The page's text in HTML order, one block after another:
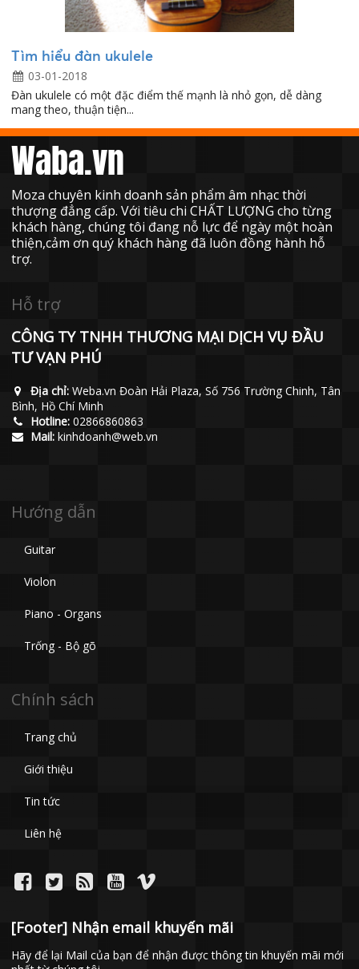
Tìm hiểu đàn ukulele
03-01-2018
Đàn ukulele có một đặc điểm thế mạnh là nhỏ gọn, dễ dàng
mang theo, thuận tiện...
Waba.vn
Moza chuyên kinh doanh sản phẩm âm nhạc thời
thượng đẳng cấp. Với tiêu chi CHẤT LƯỢNG cho từng
khách hàng, chúng tôi đang nỗ lực để ngày một hoàn
thiện,cảm ơn quý khách hàng đã luôn đồng hành hỗ
trợ.
Hỗ trợ
CÔNG TY TNHH THƯƠNG MẠI DỊCH VỤ ĐẦU
TƯ VẠN PHÚ
Địa chỉ:Weba.vn Đoàn Hải Plaza, Số 756 Trường Chinh, Tân
Bình, Hồ Chí Minh
Hotline: 02866860863
Mail: kinhdoanh@web.vn
Hướng dẫn
Guitar
Violon
Piano - Organs
Trống - Bộ gõ
Chính sách
Trang chủ
Giới thiệu
Tin tức
Liên hệ
[Footer] Nhận email khuyến mãi
Hãy để lại Mail của bạn để nhận được thông tin khuyến mãi mới